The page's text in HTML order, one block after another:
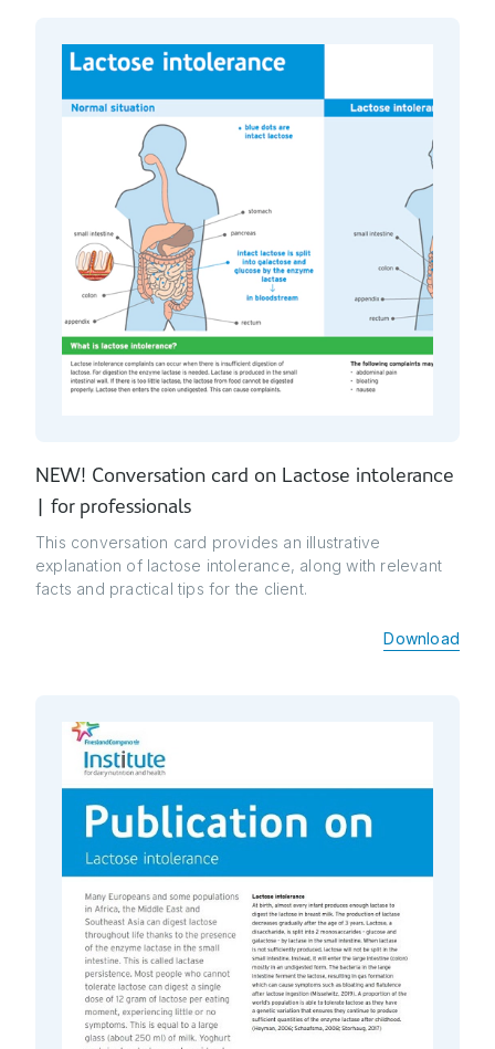
NEW! Conversation card on Lactose intolerance
| for professionals
This conversation card provides an illustrative
explanation of lactose intolerance, along with relevant
facts and practical tips for the client.
Download